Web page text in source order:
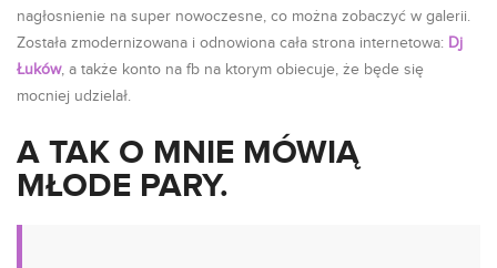
nagłosnienie na super nowoczesne, co można zobaczyć w galerii.
Została zmodernizowana i odnowiona cała strona internetowa: Dj
Łuków, a także konto na fb na ktorym obiecuje, że będe się
mocniej udzielał.
A TAK O MNIE MÓWIĄ
MŁODE PARY.